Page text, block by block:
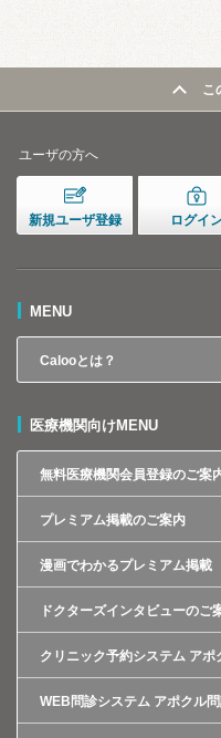
こ
ユーザの方へ
新規ユーザ登録 ログイ
MENU
Calooとは？
医療機関向けMENU
無料医療機関会員登録のご案
プレミアム掲載のご案内
漫画でわかるプレミアム掲載
ドクターズインタビューのご
クリニック予約システム アポ
WEB問診システム アポクル